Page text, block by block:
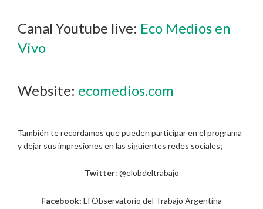
Canal Youtube live: Eco Medios en
Vivo
Website: ecomedios.com
También te recordamos que pueden participar en el programa
y dejar sus impresiones en las siguientes redes sociales;
Twitter: @elobdeltrabajo
Facebook: El Observatorio del Trabajo Argentina